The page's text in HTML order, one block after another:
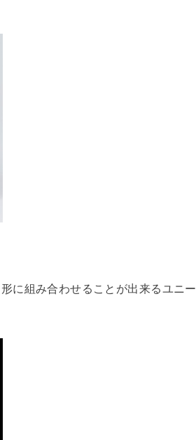
に組み合わせることが出来るユニー